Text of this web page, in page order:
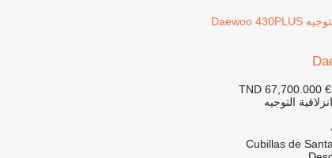
TND 67,700.000
التوجيه